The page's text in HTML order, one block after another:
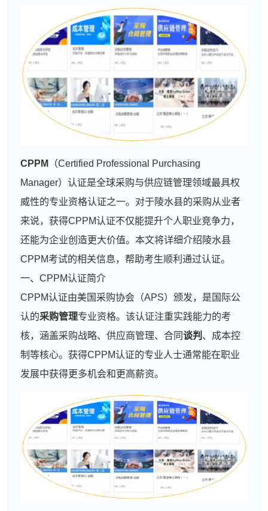
CPPM
（Certified Professional Purchasing
Manager）认证是全球采购与供应链管理领域最具权
威性的专业资格认证之一。对于陵水县的采购从业者
来说，获得CPPM认证不仅能提升个人职业竞争力，
还能为企业创造更大价值。本文将详细介绍陵水县
CPPM考试的相关信息，帮助考生顺利通过认证。
一、CPPM认证简介
CPPM认证由美国采购协会（APS）颁发，是国际公
认的采购管理专业资格。该认证注重实践能力的考
核，涵盖采购战略、供应商管理、合同谈判 、成本控
制等核心。获得CPPM认证的专业人士通常能在职业
发展中获得更多机会和更高薪资。